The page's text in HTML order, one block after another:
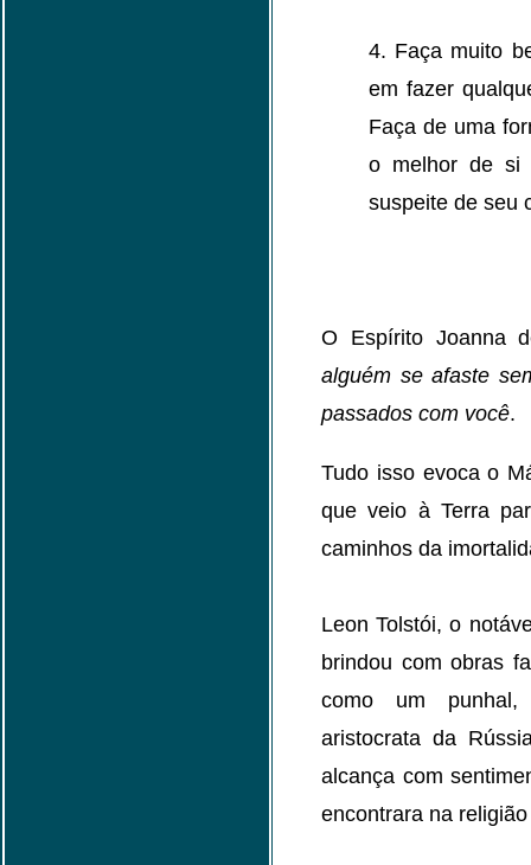
4. Faça muito
em fazer
Faça de uma
o melhor de si
suspeite de seu
O Espírito Joanna
alguém se afaste
passados com você.
Tudo isso evoca o
que veio à Terra
caminhos da
Leon Tolstói, o
brindou com obras
como um punhal,
aristocrata da
alcança com
encontrara na